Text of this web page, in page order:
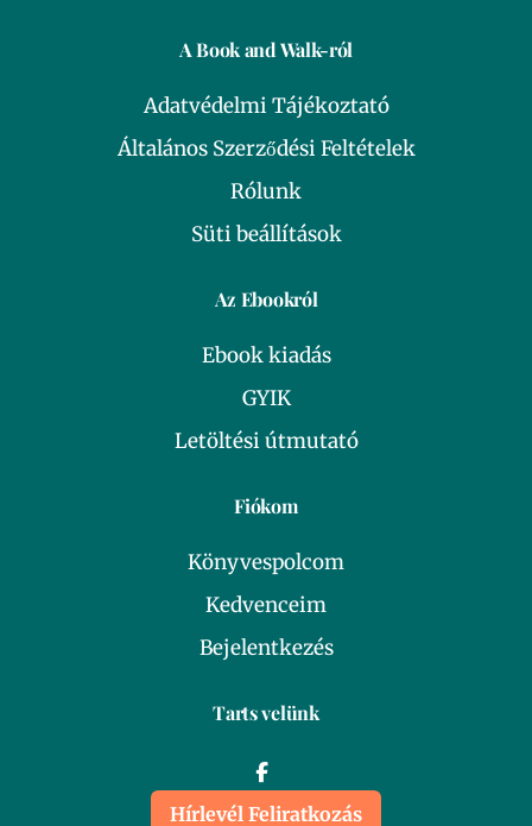
A Book and Walk-ról
Adatvédelmi Tájékoztató
Általános Szerződési Feltételek
Rólunk
Süti beállítások
Az Ebookról
Ebook kiadás
GYIK
Letöltési útmutató
Fiókom
Könyvespolcom
Kedvenceim
Bejelentkezés
Tarts velünk
Hírlevél Feliratkozás